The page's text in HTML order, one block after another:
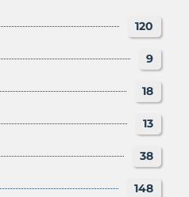
120
9
18
13
38
148